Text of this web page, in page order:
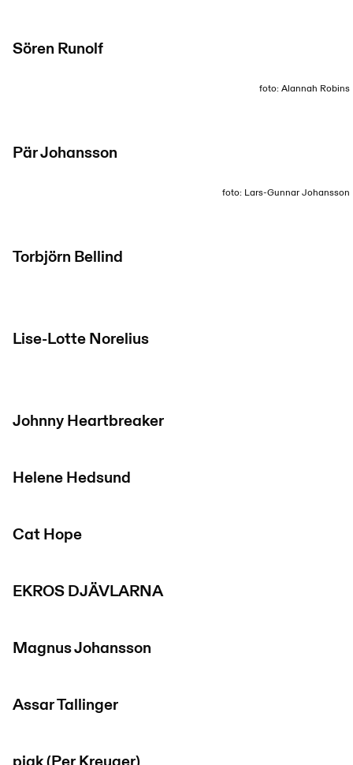
Sören Runolf
foto: Alannah Robins
Pär Johansson
foto: Lars-Gunnar Johansson
Torbjörn Bellind
Lise-Lotte Norelius
Johnny Heartbreaker
Helene Hedsund
Cat Hope
EKROS DJÄVLARNA
Magnus Johansson
Assar Tallinger